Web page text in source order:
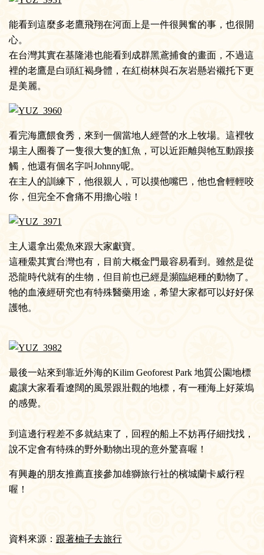
能看到這麼多老鷹飛翔在河面上是一件很興奮的事，也很開
心。
在台灣其實在基隆港也能看到成群黑鳶捕食的畫面，不過這
裡的老鷹是白頭紅褐身體，在紅樹林與石灰岩懸岩襯托下更
是美麗。
看完海鷹餵食秀，來到一個當地人經營的水上牧場。這裡牧
場主人圈養了一隻很大隻的魟魚，可以近距離與牠互動跟接
觸，他還有個名字叫Johnny呢。
在主人的訓練下，他很親人，可以摸他嘴巴，他也會輕輕咬
你，但完全不會痛不用擔心啦！
主人還拿出鱟魚來跟大家獻寶。
這種鱟其實台灣也有，目前大概金門最容易看到。雖然是從
恐龍時代就有的生物，但目前也已經是瀕臨絕種的動物了。
牠的血液經研究也有特殊醫藥用途，希望大家都可以好好保
護牠。
最後一站來到靠近外海的Kilim Geoforest Park 地質公園地標
處讓大家看看遼闊的風景跟壯觀的地標，有一種海上好萊塢
的感覺。
到這邊行程差不多就結束了，回程的船上不妨再仔細找找，
說不定會有特殊的野外動物出現的意外驚喜喔！
有興趣的朋友推薦直接參加雄獅旅行社的檳城蘭卡威行程
喔！
資料來源： 跟著柚子去旅行